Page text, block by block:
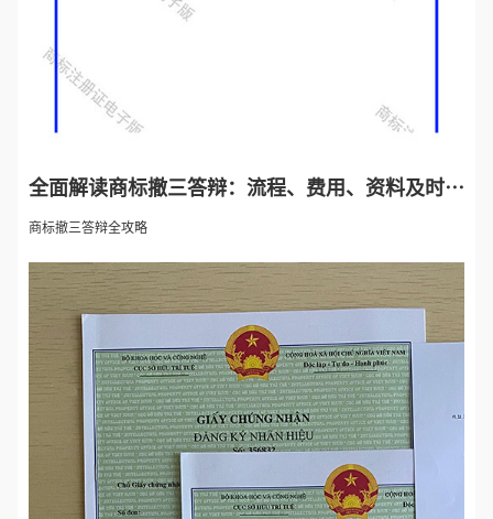
全面解读商标撤三答辩：流程、费用、资料及时间
计算全知道
商标撤三答辩全攻略